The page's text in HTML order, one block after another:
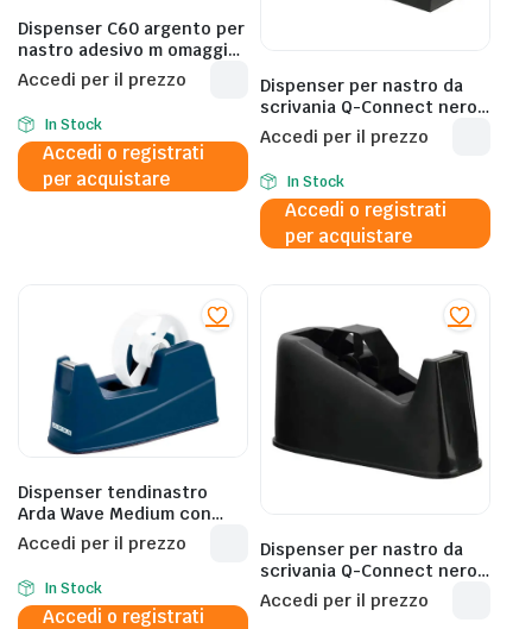
Dispenser C60 argento per
nastro adesivo m omaggio
– C60-ST4
Accedi per il prezzo
In Stock
Accedi o registrati
per acquistare
Dispenser per nastro da
scrivania Q-Connect nero
19 mm x 33 m KF01294
Accedi per il prezzo
In Stock
Accedi o registrati
per acquistare
Dispenser tendinastro
Arda Wave Medium con
adattatore bivalente blu
431TLA
Accedi per il prezzo
In Stock
Accedi o registrati
Dispenser per nastro da
scrivania Q-Connect nero
25 mm x 33/66 m KF11010
Accedi per il prezzo